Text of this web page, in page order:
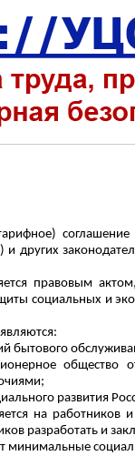
других
правовым
социальных и
бытового
общество
развития
на
разработать и
минимальные